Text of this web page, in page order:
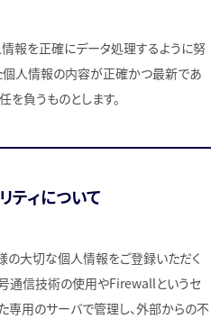
報を正確にデータ処理するように努
個人情報の内容が正確かつ最新であ
を負うものとします。
ティについて
の大切な個人情報をご登録いただく
通信技術の使用やFirewallというセ
専用のサーバで管理し、外部からの不